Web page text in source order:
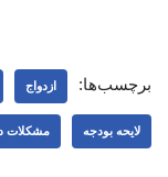
برچسب‌ها: ازدواج
لایحه بودجه مشکلات